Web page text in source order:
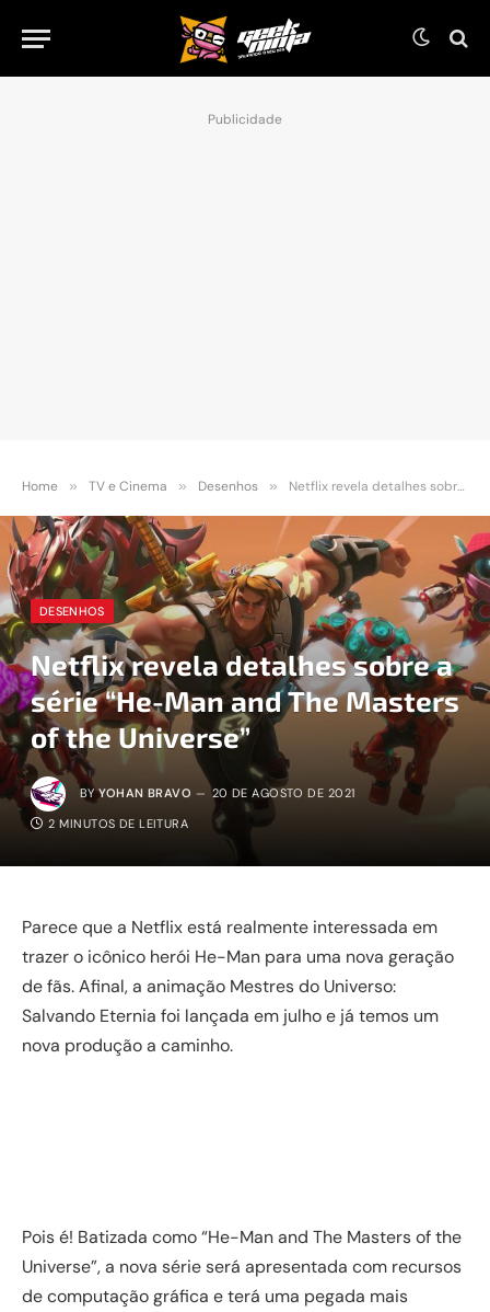
Publicidade
Home » TV e Cinema » Desenhos » Netflix revela detalhes sobre a série “He-Man and The Masters of the Universe”
DESENHOS
Netflix revela detalhes sobre a
série “He-Man and The Masters
of the Universe”
BY YOHAN BRAVO 20 DE AGOSTO DE 2021
2 MINUTOS DE LEITURA
Parece que a Netflix está realmente interessada em
trazer o icônico herói He-Man para uma nova geração
de fãs. Afinal, a animação Mestres do Universo:
Salvando Eternia foi lançada em julho e já temos um
nova produção a caminho.
Pois é! Batizada como “He-Man and The Masters of the
Universe”, a nova série será apresentada com recursos
de computação gráfica e terá uma pegada mais